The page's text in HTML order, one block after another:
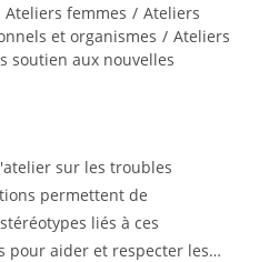
Ateliers femmes / Ateliers
et organismes / Ateliers
soutien aux nouvelles
sur les troubles
permettent de
liés à ces
pour aider et respecter les…